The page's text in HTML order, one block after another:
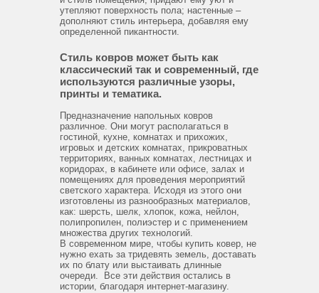
утепляют поверхность пола; настенные –
дополняют стиль интерьера, добавляя ему
определенной пикантности.
Стиль ковров может быть как
классический так и современный, где
используются различные узоры,
принты и тематика.
Предназначение напольных ковров
различное. Они могут располагаться в
гостиной, кухне, комнатах и прихожих,
игровых и детских комнатах, прикроватных
территориях, ванных комнатах, лестницах и
коридорах, в кабинете или офисе, залах и
помещениях для проведения мероприятий
светского характера. Исходя из этого они
изготовлены из разнообразных материалов,
как: шерсть, шелк, хлопок, кожа, нейлон,
полипропилен, полиэстер и с применением
множества других технологий.
В современном мире, чтобы купить ковер, не
нужно ехать за тридевять земель, доставать
их по блату или выстаивать длинные
очереди. Все эти действия остались в
истории, благодаря интернет-магазину.